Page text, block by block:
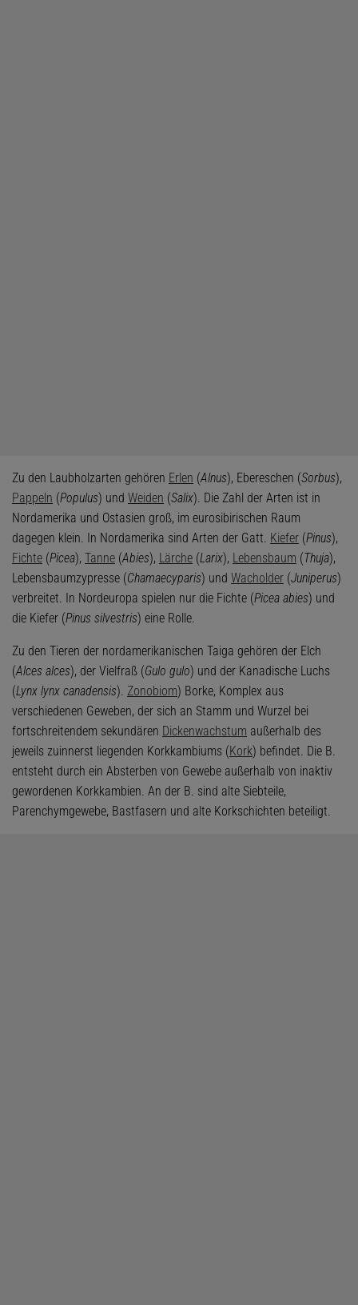
Zu den Laubholzarten gehören Erlen (Alnus), Ebereschen (Sorbus),
Pappeln (Populus) und Weiden (Salix). Die Zahl der Arten ist in
Nordamerika und Ostasien groß, im eurosibirischen Raum
dagegen klein. In Nordamerika sind Arten der Gatt. Kiefer (Pinus),
Fichte (Picea), Tanne (Abies), Lärche (Larix), Lebensbaum (Thuja),
Lebensbaumzypresse (Chamaecyparis) und Wacholder (Juniperus)
verbreitet. In Nordeuropa spielen nur die Fichte (Picea abies) und
die Kiefer (Pinus silvestris) eine Rolle.
Zu den Tieren der nordamerikanischen Taiga gehören der Elch
(Alces alces), der Vielfraß (Gulo gulo) und der Kanadische Luchs
(Lynx lynx canadensis). Zonobiom) Borke, Komplex aus
verschiedenen Geweben, der sich an Stamm und Wurzel bei
fortschreitendem sekundären Dickenwachstum außerhalb des
jeweils zuinnerst liegenden Korkkambiums (Kork) befindet. Die B.
entsteht durch ein Absterben von Gewebe außerhalb von inaktiv
gewordenen Korkkambien. An der B. sind alte Siebteile,
Parenchymgewebe, Bastfasern und alte Korkschichten beteiligt.